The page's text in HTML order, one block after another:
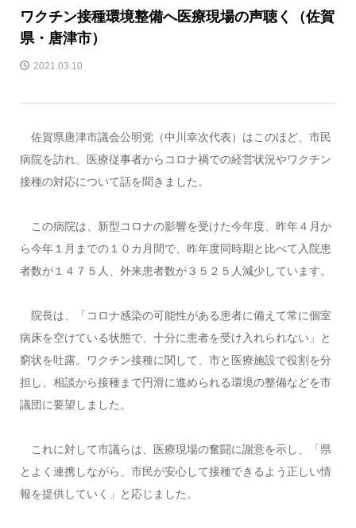
ワクチン接種環境整備へ医療現場の声聴く（佐賀
県・唐津市）
2021.03.10
佐賀県唐津市議会公明党（中川幸次代表）はこのほど、市民
病院を訪れ、医療従事者からコロナ禍での経営状況やワクチン
接種の対応について話を聞きました。
この病院は、新型コロナの影響を受けた今年度、昨年４月か
ら今年１月までの１０カ月間で、昨年度同時期と比べて入院患
者数が１４７５人、外来患者数が３５２５人減少しています。
院長は、「コロナ感染の可能性がある患者に備えて常に個室
病床を空けている状態で、十分に患者を受け入れられない」と
窮状を吐露。ワクチン接種に関して、市と医療施設で役割を分
担し、相談から接種まで円滑に進められる環境の整備などを市
議団に要望しました。
これに対して市議らは、医療現場の奮闘に謝意を示し、「県
とよく連携しながら、市民が安心して接種できるよう正しい情
報を提供していく」と応じました。